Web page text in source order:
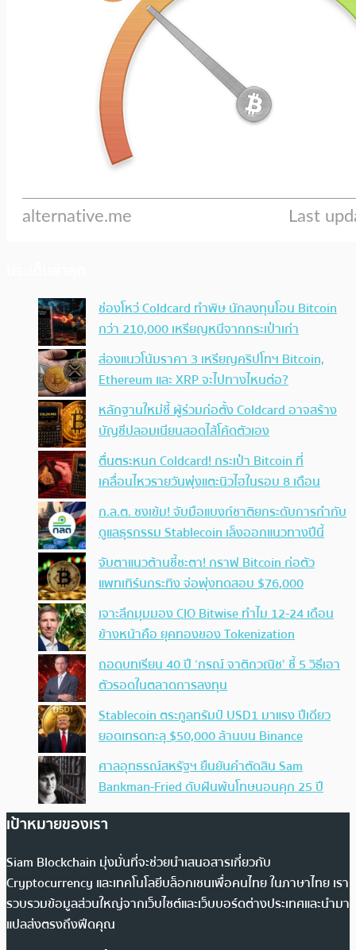
ช่องโหว่ Coldcard ทำพิษ นักลงทุนโอน Bitcoin
กว่า 210,000 เหรียญหนีจากกระเป๋าเก่า
ส่องแนวโน้มราคา 3 เหรียญคริปโทฯ Bitcoin,
Ethereum และ XRP จะไปทางไหนต่อ?
หลักฐานใหม่ชี้ ผู้ร่วมก่อตั้ง Coldcard อาจสร้าง
บัญชีปลอมเนียนสอดไส้โค้ดตัวเอง
ตื่นตระหนก Coldcard! กระเป๋า Bitcoin ที่
เคลื่อนไหวรายวันพุ่งแตะนิวไฮในรอบ 8 เดือน
ก.ล.ต. ชงเข้ม! จับมือแบงก์ชาติยกระดับการกำกับ
ดูแลธุรกรรม Stablecoin เล็งออกแนวทางปีนี้
จับตาแนวต้านชี้ชะตา! กราฟ Bitcoin ก่อตัว
แพทเทิร์นกระทิง จ่อพุ่งทดสอบ $76,000
เจาะลึกมุมมอง CIO Bitwise ทำไม 12-24 เดือน
ข้างหน้าคือ ยุคทองของ Tokenization
ถอดบทเรียน 40 ปี ‘กรณ์ จาติกวณิช’ ชี้ 5 วิธีเอา
ตัวรอดในตลาดการลงทุน
Stablecoin ตระกูลทรัมป์ USD1 มาแรง ปีเดียว
ยอดเทรดทะลุ $50,000 ล้านบน Binance
ศาลอุทธรณ์สหรัฐฯ ยืนยันคำตัดสิน Sam
Bankman-Fried ดับฝันพ้นโทษนอนคุก 25 ปี
เป้าหมายของเรา
Siam Blockchain มุ่งมั่นที่จะช่วยนำเสนอสารเกี่ยวกับ
Cryptocurrency และเทคโนโลยีบล็อกเชนเพื่อคนไทย ในภาษาไทย เรา
รวบรวมข้อมูลส่วนใหญ่จากเว็บไซต์และเว็บบอร์ดต่างประเทศและนำมา
แปลส่งตรงถึงฟีดคุณ